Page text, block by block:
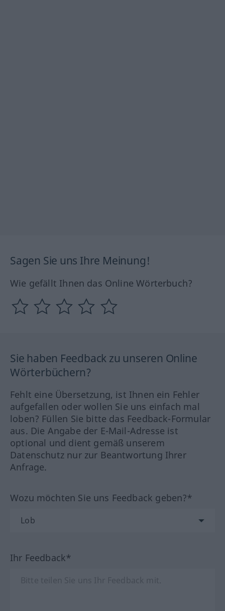
Sagen Sie uns Ihre Meinung!
Wie gefällt Ihnen das Online Wörterbuch?
Sie haben Feedback zu unseren Online
Wörterbüchern?
Fehlt eine Übersetzung, ist Ihnen ein Fehler
aufgefallen oder wollen Sie uns einfach mal
loben? Füllen Sie bitte das Feedback-Formular
aus. Die Angabe der E-Mail-Adresse ist
optional und dient gemäß unserem
Datenschutz nur zur Beantwortung Ihrer
Anfrage.
Wozu möchten Sie uns Feedback geben?*
Ihr Feedback*